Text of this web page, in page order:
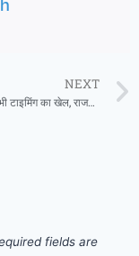
NEXT
कभी सर्वर तो कभी टाइमिंग का खेल, राजधानी में 650 से ज्यादा दुकानें नियमित रूप से नहीं खुल रहीं
fields are